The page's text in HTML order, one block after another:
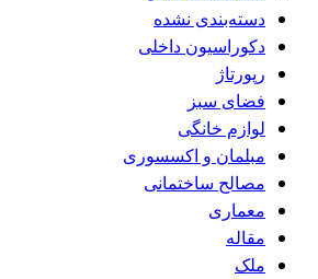
دسته‌بندی نشده
دکوراسیون داخلی
رپورتاژ
فضای سبز
لوازم خانگی
مبلمان و اکسسوری
مصالح ساختمانی
معماری
مقاله
ملک